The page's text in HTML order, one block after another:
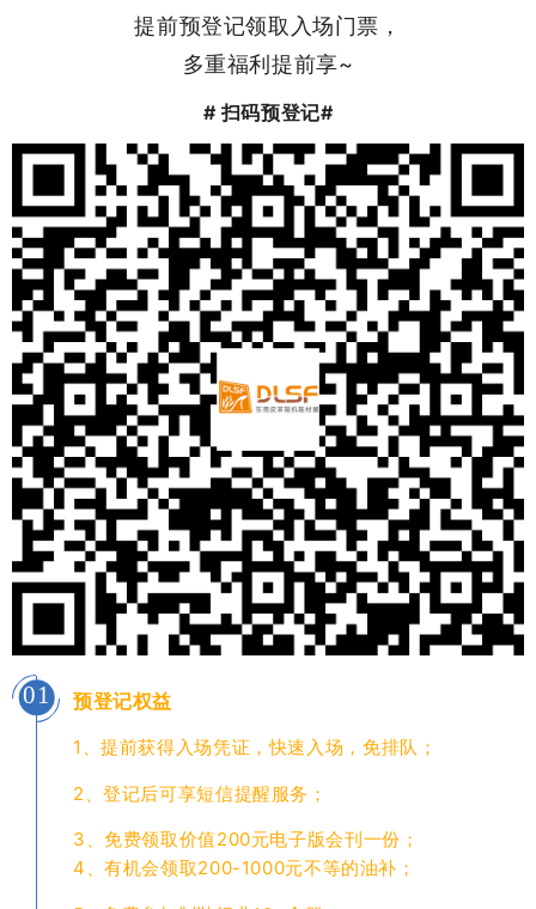
提前预登记领取入场门票，
多重福利提前享~
# 扫码预登记#
01 预登记权益
1、提前获得入场凭证，快速入场，免排队；
2、登记后可享短信提醒服务；
3、免费领取价值200元电子版会刊一份；
4、有机会领取200-1000元不等的油补；